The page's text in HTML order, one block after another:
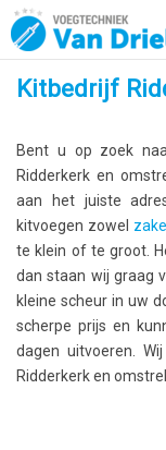
Over ons
Home
Kitbedrijf
Bent u op zoek
Ridderkerk en
aan het juiste
kitvoegen zowel
te klein of te groot.
dan staan wij graag
kleine scheur in uw
scherpe prijs en
dagen uitvoeren.
Ridderkerk en